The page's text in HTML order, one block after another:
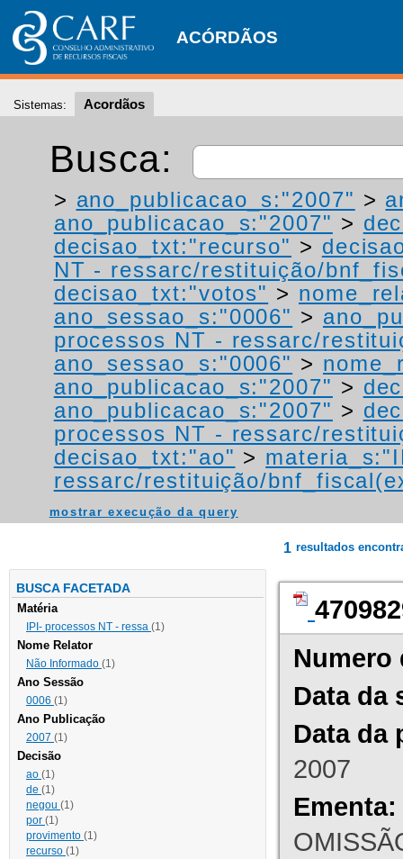
ACÓRDÃOS
Sistemas: Acordãos
Busca:
> ano_publicacao_s:"2007" >
ano_publicacao_s:"2007" >
decisao_txt:"recurso" >
NT - ressarc/restituição/
decisao_txt:"votos" >
ano_sessao_s:"0006" >
processos NT - ressarc/
ano_sessao_s:"0006" >
ano_publicacao_s:"2007" >
ano_publicacao_s:"2007" >
processos NT - ressarc/
decisao_txt:"ao" >
ressarc/restituição/
mostrar execução da query
BUSCA FACETADA
Matéria
IPI- processos NT - ressa (1)
Nome Relator
Não Informado (1)
Ano Sessão
0006 (1)
Ano Publicação
2007 (1)
Decisão
ao (1)
de (1)
negou (1)
por (1)
provimento (1)
recurso (1)
1 resultados
Numero
Data da
Data da
2007
Ementa: